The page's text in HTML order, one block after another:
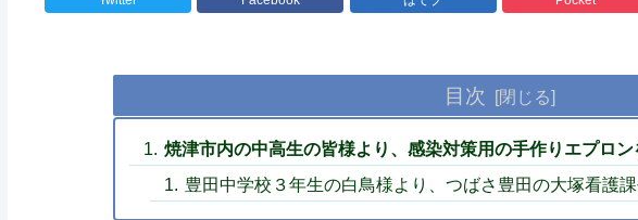
目次
焼津市内の中高生の皆様より、感染対策用の手作りエプロン
豊田中学校３年生の白鳥様より、つばさ豊田の大塚看護